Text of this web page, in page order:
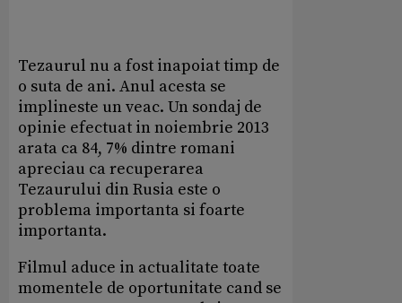
Tezaurul nu a fost inapoiat timp de
o suta de ani. Anul acesta se
implineste un veac. Un sondaj de
opinie efectuat in noiembrie 2013
arata ca 84, 7% dintre romani
apreciau ca recuperarea
Tezaurului din Rusia este o
problema importanta si foarte
importanta.
Filmul aduce in actualitate toate
momentele de oportunitate cand se